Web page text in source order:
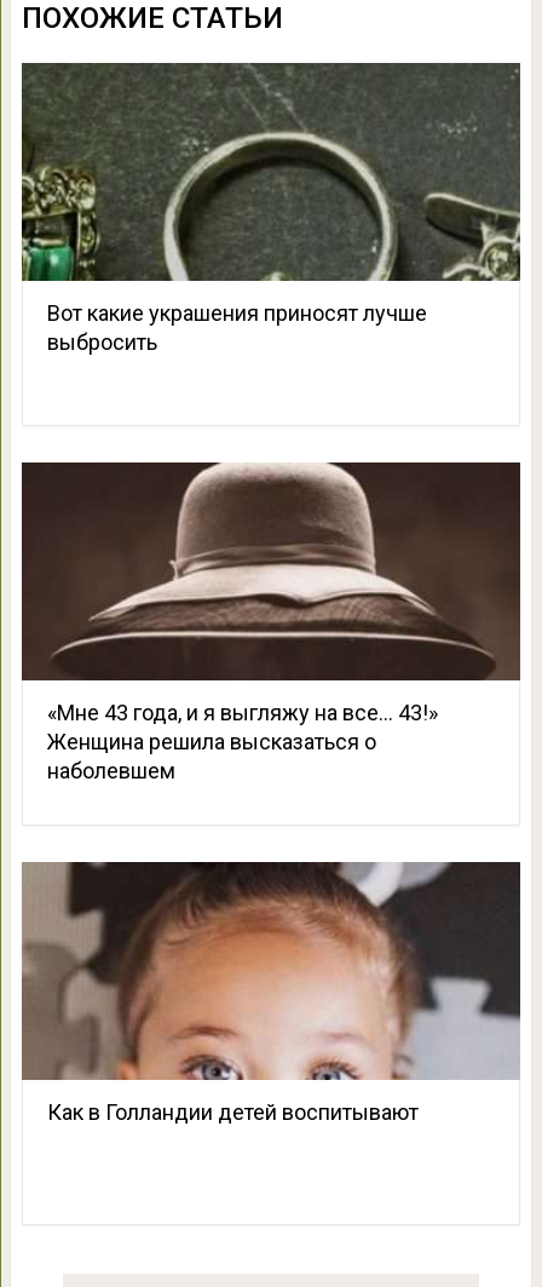
ПОХОЖИЕ СТАТЬИ
Вот какие украшения приносят лучше
выбросить
«Мне 43 года, и я выгляжу на все… 43!»
Женщина решила высказаться о
наболевшем
Как в Голландии детей воспитывают